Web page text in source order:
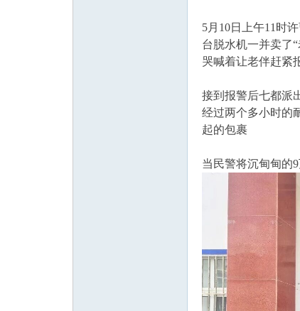
5月10日上午11时
台脱水机一并卖了
哭喊着让老伴赶紧
接到报警后七都派
经过两个多小时的
起的包裹
当民警将沉甸甸的